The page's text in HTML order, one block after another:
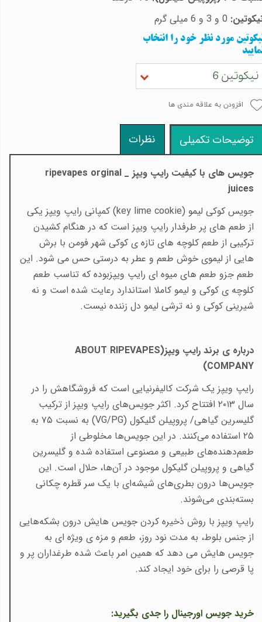
مورد نظر خود را انتخاب
نیکوتین 6
افزودن به علاقه مندی ها
توضیحات تکمیلی نظرات
جویس های با کیفیت رایپ ویپز _ ripevapes orginal
juices
جویس کوکی لیمو (key lime cookie) کمپانی رایپ ویپز یکی
از طعم های پر طرفدار رایپ ویپز است که در هنگام کشیدن
ترکیبی از طعم کلوچه های تازه ی کوکی شهر فومن با برش
هایی از لیموی خوش طعم و عطر به درستی حس می شود. این
طعم جزو طعم های میوه ای رایپ ویپزبوده که تناسب طعم
کلوچه ی کوکی و لیمو کاملا استاندارد رعایت شده است و نه
شیرینی کوکی و نه ترشی لیمو دل زننده نیست.
درباره ی برند رایپ ویپز(ABOUT RIPEVAPES
COMPANY
)
رایپ ویپز یک شرکت کالیفرنیایی است که فروشگاهش را در
سال ۲۰۱۳ افتتاح کرد. اکثر جویس‌های رایپ ویپز از ترکیب
گلیسرین گیاهی/ پروپیلن گلیکول (VG/PG)
به نسبت ۷۵ به
۲۵ استفاده می‌کنند. در این جویس‌ها مخلوطی از
طعم‌دهنده‌های طبیعی و مصنوعی استفاده شده و گلیسرین
گیاهی و پروپیلن گلیکول موجود در آن‌ها، حلال است. این
جویس‌ها درون بطری‌های شیشه‌ای با یک سر قطره چکانی
بسته‌بندی می‌شوند.
رایپ‌ ویپز با روش ذخیره ‌کردن جویس هایش درون بشکه‌هایی
از جنس بلوط، به مدت نود روز، طعم و مزه ی ویژه ای به
جویس هایش می دهد که همین امر باعث شده طرغداران پر و
پا قرصی را برای خود ایجاد کند.
خرید جویس اورجینال را جدی بگیرید: